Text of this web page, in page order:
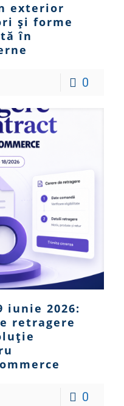
exterior
și forme
în
0
iunie 2026:
retragere
0